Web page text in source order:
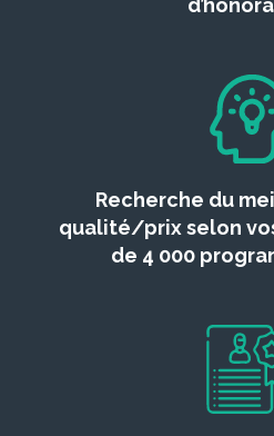
Recherche du
qualité/prix selon
de 4 000